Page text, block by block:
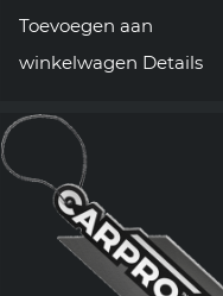
Toevoegen aan
winkelwagen Details